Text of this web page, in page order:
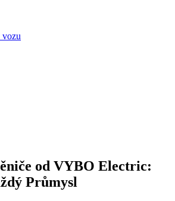
vozu
od VYBO Electric:
Průmysl